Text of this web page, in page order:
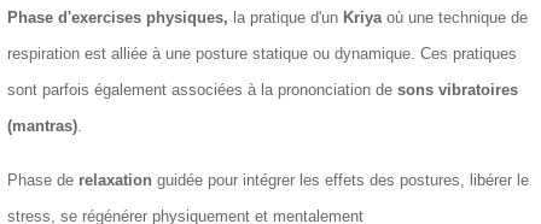
Phase d'exercises physiques, la pratique d'un Kriyaoù une technique de
respiration est alliée à une posture statique ou dynamique. Ces pratiques
sont parfois également associées à la prononciation desons vibratoires
(mantras).
Phase de relaxation guidée pour intégrer les effets des postures, libérer le
stress, se régénérer physiquement et mentalement